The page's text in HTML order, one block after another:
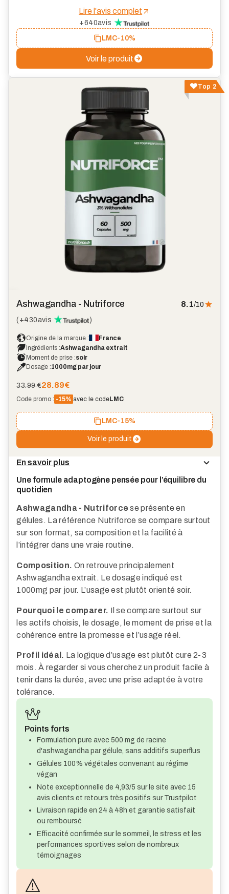
Lire l'avis complet
+640avis
LMC-10%
Voir le produit
Top 2
Ashwagandha - Nutriforce 8.1/10
( +430avis )
Origine de la marque :
France
Ingrédients :Ashwagandha extrait
Moment de prise :soir
Dosage :1000mg par jour
33.99 €28.89€
Code promo : -15% avec le codeLMC
LMC-15%
Voir le produit
En savoir plus
Une formule adaptogène pensée pour l’équilibre du
quotidien
Ashwagandha - Nutriforce se présente en
gélules. La référence Nutriforce se compare surtout
sur son format, sa composition et la facilité à
l’intégrer dans une vraie routine.
Composition. On retrouve principalement
Ashwagandha extrait. Le dosage indiqué est
1000mg par jour. L’usage est plutôt orienté soir.
Pourquoi le comparer. Il se compare surtout sur
les actifs choisis, le dosage, le moment de prise et la
cohérence entre la promesse et l’usage réel.
Profil idéal. La logique d’usage est plutôt cure 2-3
mois. À regarder si vous cherchez un produit facile à
tenir dans la durée, avec une prise adaptée à votre
tolérance.
Points forts
Formulation pure avec 500 mg de racine
d'ashwagandha par gélule, sans additifs superflus
Gélules 100% végétales convenant au régime
végan
Note exceptionnelle de 4,93/5 sur le site avec 15
avis clients et retours très positifs sur Trustpilot
Livraison rapide en 24 à 48h et garantie satisfait
ou remboursé
Efficacité confirmée sur le sommeil, le stress et les
performances sportives selon de nombreux
témoignages